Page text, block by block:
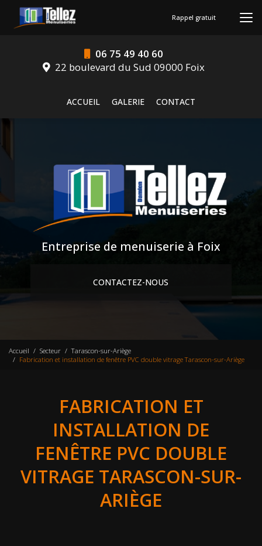
contenu
06 75 49 40 60
22 boulevard du Sud 09000 Foix
ACCUEIL
GALERIE CONTACT
Rappel gratuit
Entreprise de menuiserie à Foix
CONTACTEZ-NOUS
Accueil Secteur
Tarascon-sur-Ariège
Fabrication et installation de fenêtre PVC double vitrage Tarascon-sur-Ariège
FABRICATION ET
INSTALLATION DE
FENÊTRE PVC DOUBLE
VITRAGE TARASCON-SUR-
ARIÈGE